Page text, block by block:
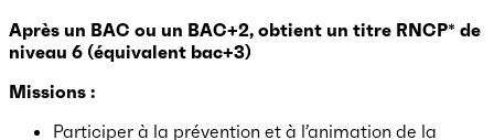
Après un BAC ou un BAC+2, obtient un titre RNCP* de
niveau 6 (équivalent bac+3)
Missions :
Participer à la prévention et à l’animation de la